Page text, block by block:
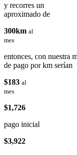
y recorres un
aproximado de
300km al
mes
entonces, con nuestra
de pago por km serían
$183 al
mes
$1,726
pago inicial
$3,922